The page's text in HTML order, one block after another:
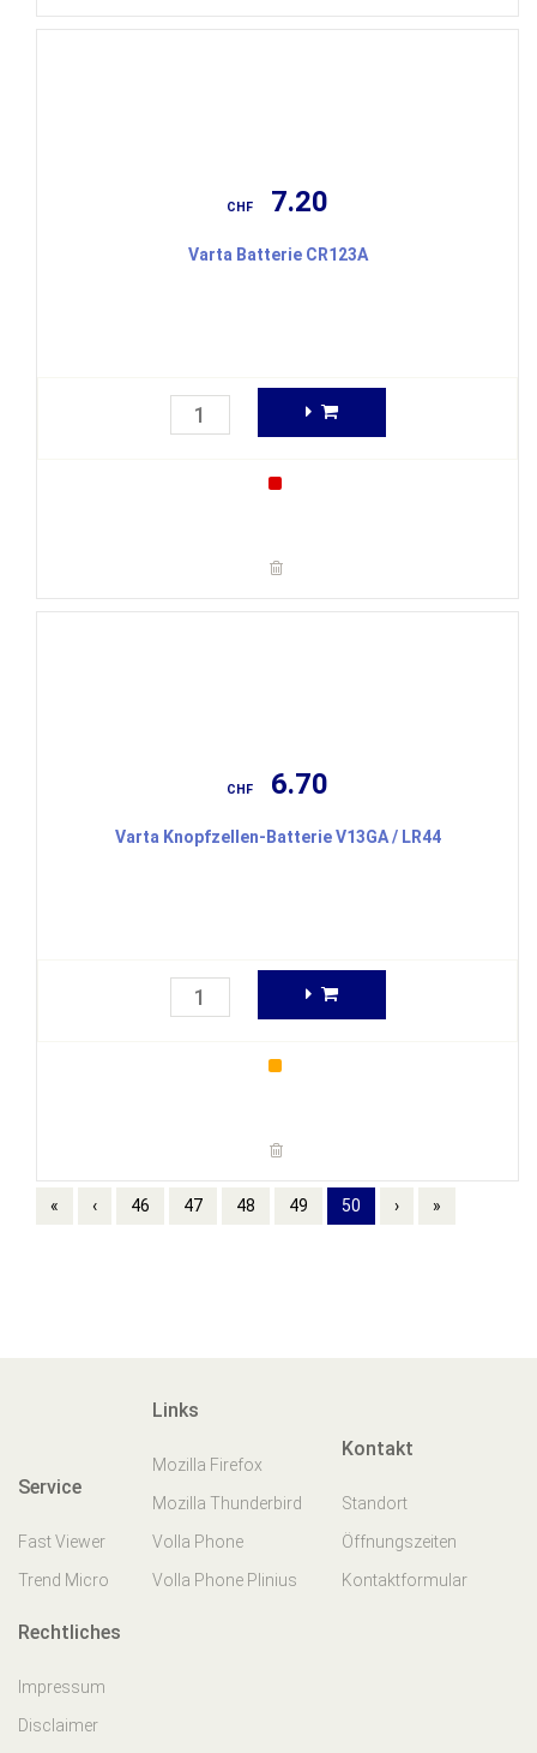
CHF 7.20
Varta Batterie CR123A
CHF 6.70
Varta Knopfzellen-Batterie V13GA / LR44
« ‹ 46 47 48 49 50 › »
Service
Fast Viewer
Trend Micro
Links
Mozilla Firefox
Mozilla Thunderbird
Volla Phone
Volla Phone Plinius
Kontakt
Standort
Öffnungszeiten
Kontaktformular
Rechtliches
Impressum
Disclaimer